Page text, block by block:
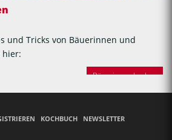
und Tricks von Bäuerinnen und
hier:
Bäuerinnen backen
KOCHBUCH NEWSLETTER